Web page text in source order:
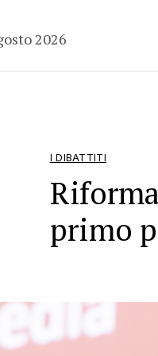
2026
I DIBATTITI
primo